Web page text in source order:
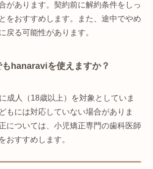
があります。契約前に解約条件をしっ
をおすすめします。また、途中でやめ
戻る可能性があります。
hanaraviを使えますか？
成人（18歳以上）を対象としていま
もには対応していない場合がありま
については、小児矯正専門の歯科医師
おすすめします。